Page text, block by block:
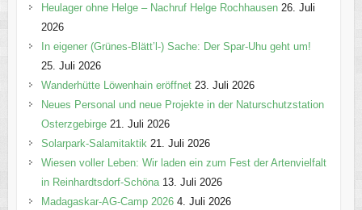
Heulager ohne Helge – Nachruf Helge Rochhausen 26. Juli
2026
In eigener (Grünes-Blätt’l-) Sache: Der Spar-Uhu geht um!
25. Juli 2026
Wanderhütte Löwenhain eröffnet 23. Juli 2026
Neues Personal und neue Projekte in der Naturschutzstation
Osterzgebirge 21. Juli 2026
Solarpark-Salamitaktik 21. Juli 2026
Wiesen voller Leben: Wir laden ein zum Fest der Artenvielfalt
in Reinhardtsdorf-Schöna 13. Juli 2026
Madagaskar-AG-Camp 2026 4. Juli 2026